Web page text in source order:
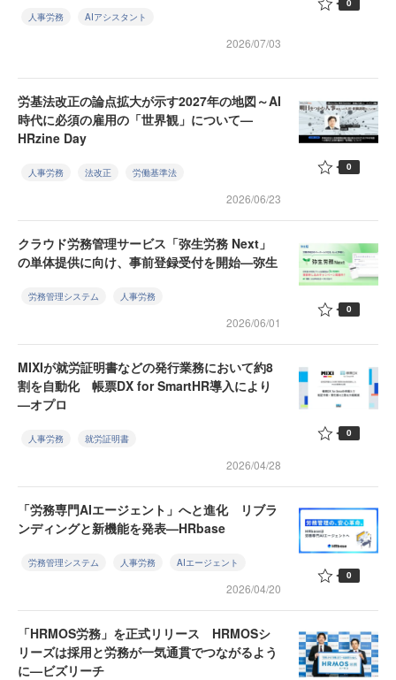
人事労務 AIアシスタント
2026/07/03
0
労基法改正の論点拡大が示す2027年の地図～AI
時代に必須の雇用の「世界観」について—
HRzine Day
人事労務 法改正 労働基準法
2026/06/23
0
クラウド労務管理サービス「弥生労務 Next」
の単体提供に向け、事前登録受付を開始—弥生
労務管理システム 人事労務
2026/06/01
0
MIXIが就労証明書などの発行業務において約8
割を自動化 帳票DX for SmartHR導入により
—オプロ
人事労務 就労証明書
2026/04/28
0
「労務専門AIエージェント」へと進化 リブラ
ンディングと新機能を発表—HRbase
労務管理システム 人事労務 AIエージェント
2026/04/20
0
「HRMOS労務」を正式リリース HRMOSシ
リーズは採用と労務が一気通貫でつながるよう
に—ビズリーチ